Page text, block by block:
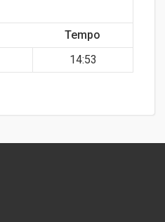
Tempo
14:53